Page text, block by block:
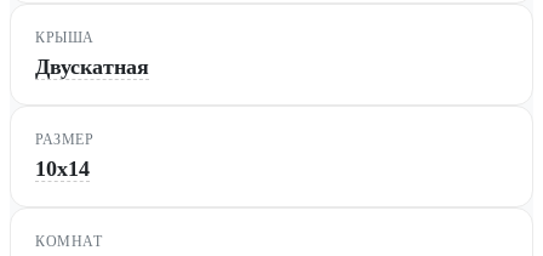
КРЫША
Двускатная
РАЗМЕР
10x14
КОМНАТ